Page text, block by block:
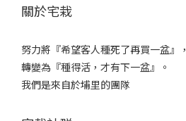
關於宅栽
努力將『希望客人種死了再買一盆』，
轉變為『種得活，才有下一盆』。
我們是來自於埔里的團隊